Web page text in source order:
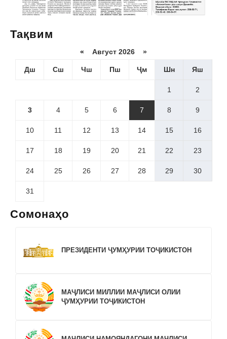
Тақвим
« Август 2026 »
Дш Сш Чш Пш Ҷм Шн Яш
1 2
3 4 5 6 7 8 9
10 11 12 13 14 15 16
17 18 19 20 21 22 23
24 25 26 27 28 29 30
31
Сомонаҳо
ПРЕЗИДЕНТИ ҶУМҲУРИИ ТОҶИКИСТОН
МАҶЛИСИ МИЛЛИИ МАҶЛИСИ ОЛИИ
ҶУМҲУРИИ ТОҶИКИСТОН